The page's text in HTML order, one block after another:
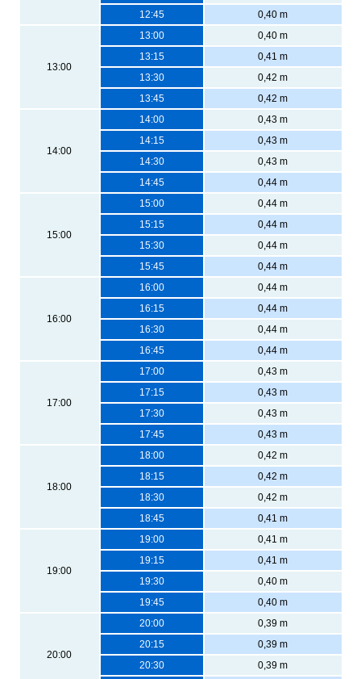
12:45
0,40 m
13:00
13:00
0,40 m
13:15
0,41 m
13:30
0,42 m
13:45
0,42 m
14:00
14:00
0,43 m
14:15
0,43 m
14:30
0,43 m
14:45
0,44 m
15:00
15:00
0,44 m
15:15
0,44 m
15:30
0,44 m
15:45
0,44 m
16:00
16:00
0,44 m
16:15
0,44 m
16:30
0,44 m
16:45
0,44 m
17:00
17:00
0,43 m
17:15
0,43 m
17:30
0,43 m
17:45
0,43 m
18:00
18:00
0,42 m
18:15
0,42 m
18:30
0,42 m
18:45
0,41 m
19:00
19:00
0,41 m
19:15
0,41 m
19:30
0,40 m
19:45
0,40 m
20:00
20:00
0,39 m
20:15
0,39 m
20:30
0,39 m